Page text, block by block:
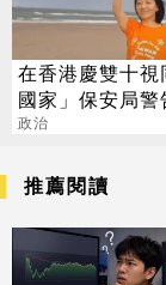
在香港慶雙十視
國家」保安局警
可判無期
政治
推薦閱讀